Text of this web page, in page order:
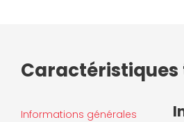
Caractéristiques
Informations générales